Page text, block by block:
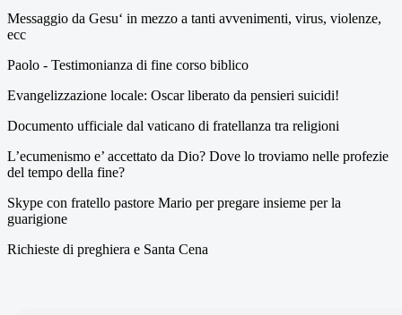
Messaggio da Gesu‘ in mezzo a tanti avvenimenti, virus, violenze,
ecc
Paolo - Testimonianza di fine corso biblico
Evangelizzazione locale: Oscar liberato da pensieri suicidi!
Documento ufficiale dal vaticano di fratellanza tra religioni
L’ecumenismo e’ accettato da Dio? Dove lo troviamo nelle profezie
del tempo della fine?
Skype con fratello pastore Mario per pregare insieme per la
guarigione
Richieste di preghiera e Santa Cena